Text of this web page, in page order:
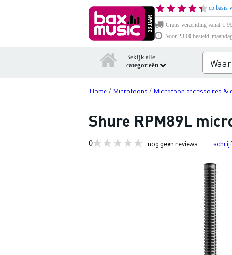
op basis
Gratis verzending vanaf €
Voor 23:00 besteld,
Bekijk alle
categorieën
Home / Microfoons / Microfoon accessoires &
Shure RPM89L
0 nog geen reviews